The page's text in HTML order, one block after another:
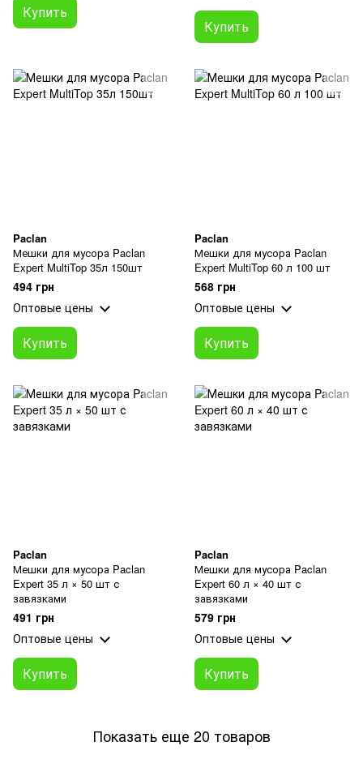
Купить
Купить
Paclan
Мешки для мусора Paclan
Expert MultiTop 35л 150шт
494 грн
Оптовые цены
Купить
Paclan
Мешки для мусора Paclan
Expert MultiTop 60 л 100 шт
568 грн
Оптовые цены
Купить
Paclan
Мешки для мусора Paclan
Expert 35 л × 50 шт с
завязками
491 грн
Оптовые цены
Купить
Paclan
Мешки для мусора Paclan
Expert 60 л × 40 шт с
завязками
579 грн
Оптовые цены
Купить
Показать еще 20 товаров